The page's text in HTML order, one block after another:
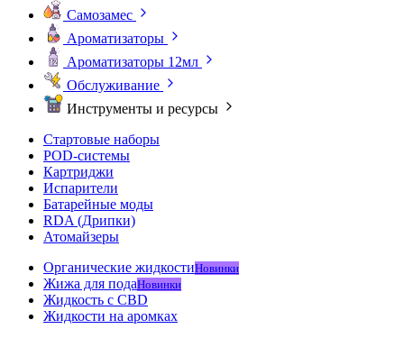
Самозамес
Ароматизаторы
Ароматизаторы 12мл
Обслуживание
Инструменты и ресурсы
Стартовые наборы
POD-системы
Картриджи
Испарители
Батарейные моды
RDA (Дрипки)
Атомайзеры
Органические жидкостиНовинки
Жижа для подаНовинки
Жидкость с CBD
Жидкости на аромках